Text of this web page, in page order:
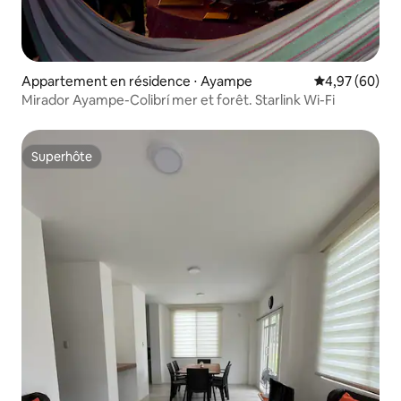
Appartement en résidence ⋅ Ayampe Évaluation
4,97 (60)
Mirador Ayampe-Colibrí mer et forêt. Starlink Wi-Fi
Superhôte
Superhôte